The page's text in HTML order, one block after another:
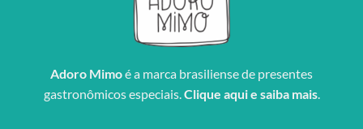
Adoro Mimoé a marca brasiliense de presentes
gastronômicos especiais.Clique aqui e saiba mais.